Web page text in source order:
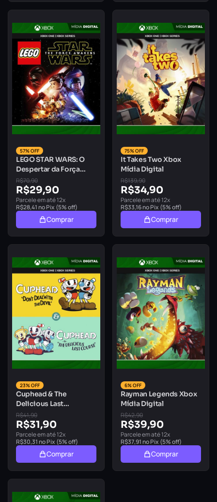
57% OFF
LEGO STAR WARS: O
Despertar da Força
Xbox Mídia Digital
R$70,90
R$29,90
Parcele em até 12x
R$28,41 no Pix (5% off)
Comprar
75% OFF
It Takes Two Xbox
Mídia Digital
R$139,90
R$34,90
Parcele em até 12x
R$33,16no Pix (5% off)
Comprar
23% OFF
Cuphead & The
Delicious Last
Course Xbox Mídia
Digital
R$41,90
R$31,90
Parcele em até 12x
R$30,31 no Pix (5% off)
Comprar
6% OFF
Rayman Legends Xbox
Mídia Digital
R$42,90
R$39,90
Parcele em até 12x
R$37,91 no Pix (5% off)
Comprar